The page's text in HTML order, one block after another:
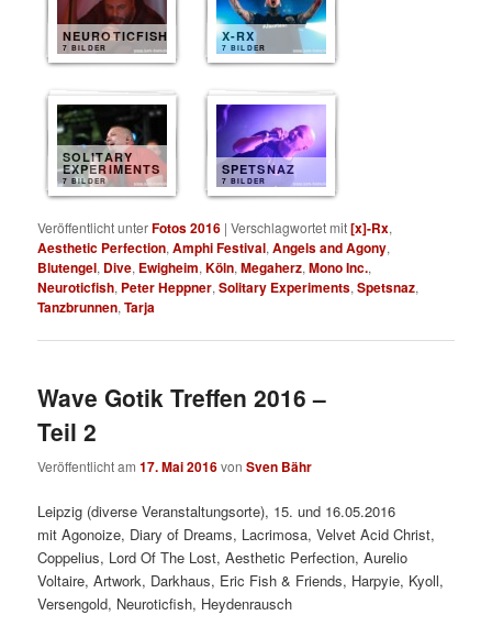
NEUROTICFISH
7 BILDER
X-RX
7 BILDER
SOLITARY
EXPERIMENTS
7 BILDER
SPETSNAZ
7 BILDER
Veröffentlicht unterFotos 2016 |Verschlagwortet mit[x]-Rx,
Aesthetic Perfection,Amphi Festival,Angels and Agony,
Blutengel, Dive, Ewigheim,Köln,Megaherz,Mono Inc.,
Neuroticfish, Peter Heppner,Solitary Experiments,Spetsnaz,
Tanzbrunnen,Tarja
Wave Gotik Treffen 2016 –
Teil 2
Veröffentlicht am17. Mai 2016vonSven Bähr
Leipzig (diverse Veranstaltungsorte), 15. und 16.05.2016
mitAgonoize, Diary of Dreams, Lacrimosa, Velvet Acid Christ,
Coppelius, Lord Of The Lost, Aesthetic Perfection, Aurelio
Voltaire, Artwork, Darkhaus, Eric Fish & Friends, Harpyie, Kyoll,
Versengold, Neuroticfish, Heydenrausch